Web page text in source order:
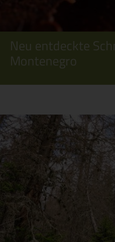
Neu entdeckte
Montenegro